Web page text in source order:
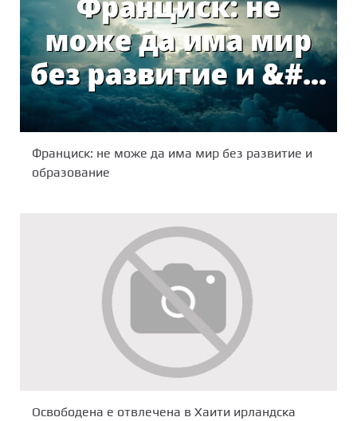
Франциск: не може да има мир без развитие и
образование
Освободена е отвлечена в Хаити ирландска